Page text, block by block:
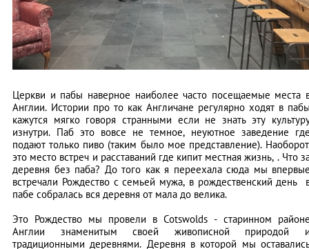
Церкви и пабы наверное наиболее часто посещаемые места
Англии. Истории про то как Англичане регулярно ходят в
кажутся мягко говоря странными если не знать эту
изнутри. Паб это вовсе не темное, неуютное заведение
подают только пиво (таким было мое представление).
это место встреч и расставаний где кипит местная жизнь, . Что
деревня без паба? До того как я переехала сюда мы
встречали Рождество с семьей мужа, в рождественский день
пабе собралась вся деревня от мала до велика.
Это Рождество мы провели в Cotswolds - старинном
Англии знаменитым своей живописной природой
традиционными деревнями. Деревня в которой мы